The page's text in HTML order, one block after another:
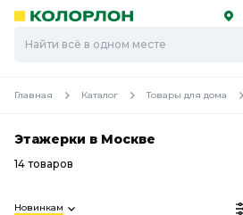
Скоро
Скоро
Главная Каталог Товары для дома
Этажерки в Москве
14 товаров
Новинкам